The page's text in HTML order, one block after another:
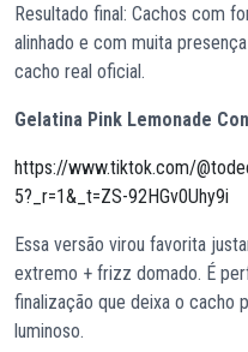
Resultado final: Cachos com
alinhado e com muita
cacho real oficial.
Gelatina Pink Lemonade
https://www.tiktok.com/
5?_r=1&_t=ZS-92HGv0Uhy9i
Essa versão virou favorita
extremo + frizz domado. É
finalização que deixa o cacho
luminoso.